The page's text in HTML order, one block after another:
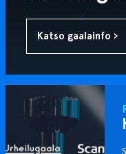
Katso gaalainfo ›